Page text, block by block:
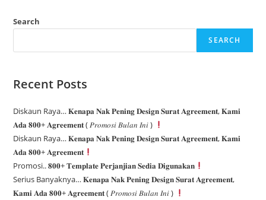
Search
SEARCH
Recent Posts
Diskaun Raya… 𝐊𝐞𝐧𝐚𝐩𝐚 𝐍𝐚𝐤 𝐏𝐞𝐧𝐢𝐧𝐠 𝐃𝐞𝐬𝐢𝐠𝐧 𝐒𝐮𝐫𝐚𝐭 𝐀𝐠𝐫𝐞𝐞𝐦𝐞𝐧𝐭, 𝐊𝐚𝐦𝐢
𝐀𝐝𝐚 𝟖𝟎𝟎+ 𝐀𝐠𝐫𝐞𝐞𝐦𝐞𝐧𝐭 ( 𝑃𝑟𝑜𝑚𝑜𝑠𝑖 𝐵𝑢𝑙𝑎𝑛 𝐼𝑛𝑖 )
Diskaun Raya… 𝐊𝐞𝐧𝐚𝐩𝐚 𝐍𝐚𝐤 𝐏𝐞𝐧𝐢𝐧𝐠 𝐃𝐞𝐬𝐢𝐠𝐧 𝐒𝐮𝐫𝐚𝐭 𝐀𝐠𝐫𝐞𝐞𝐦𝐞𝐧𝐭, 𝐊𝐚𝐦𝐢
𝐀𝐝𝐚 𝟖𝟎𝟎+ 𝐀𝐠𝐫𝐞𝐞𝐦𝐞𝐧𝐭
Promosi.. 𝟖𝟎𝟎+ 𝐓𝐞𝐦𝐩𝐥𝐚𝐭𝐞 𝐏𝐞𝐫𝐣𝐚𝐧𝐣𝐢𝐚𝐧 𝐒𝐞𝐝𝐢𝐚 𝐃𝐢𝐠𝐮𝐧𝐚𝐤𝐚𝐧
Serius Banyaknya… 𝐊𝐞𝐧𝐚𝐩𝐚 𝐍𝐚𝐤 𝐏𝐞𝐧𝐢𝐧𝐠 𝐃𝐞𝐬𝐢𝐠𝐧 𝐒𝐮𝐫𝐚𝐭 𝐀𝐠𝐫𝐞𝐞𝐦𝐞𝐧𝐭,
𝐊𝐚𝐦𝐢 𝐀𝐝𝐚 𝟖𝟎𝟎+ 𝐀𝐠𝐫𝐞𝐞𝐦𝐞𝐧𝐭 ( 𝑃𝑟𝑜𝑚𝑜𝑠𝑖 𝐵𝑢𝑙𝑎𝑛 𝐼𝑛𝑖 )